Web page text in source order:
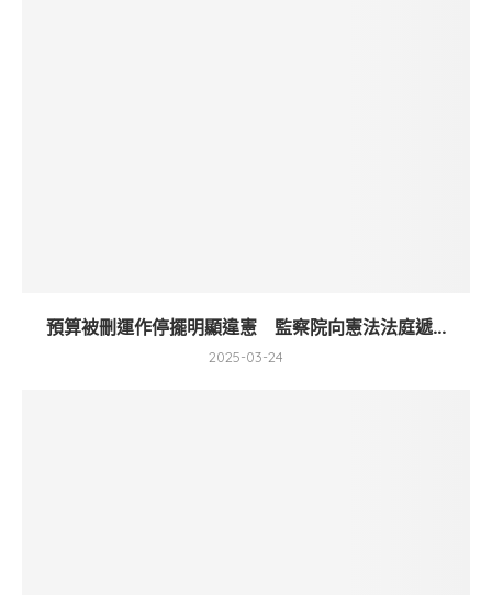
預算被刪運作停擺明顯違憲 監察院向憲法法庭遞...
2025-03-24